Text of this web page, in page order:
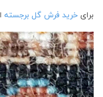
برایخرید فرش گل برجسته